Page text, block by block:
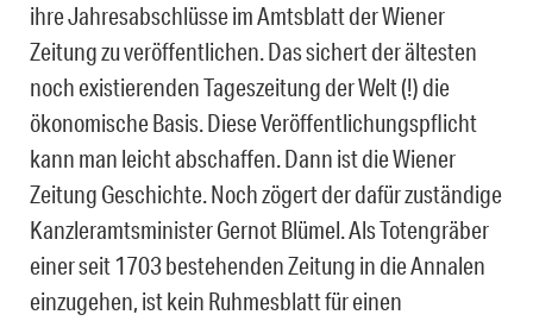
ihre Jahresabschlüsse im Amtsblatt der Wiener
Zeitung zu veröffentlichen. Das sichert der ältesten
noch existierenden Tageszeitung der Welt (!) die
ökonomische Basis. Diese Veröffentlichungspflicht
kann man leicht abschaffen. Dann ist die Wiener
Zeitung Geschichte. Noch zögert der dafür zuständige
Kanzleramtsminister Gernot Blümel. Als Totengräber
einer seit 1703 bestehenden Zeitung in die Annalen
einzugehen, ist kein Ruhmesblatt für einen